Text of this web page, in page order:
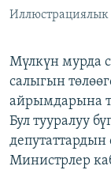
Иллюстрациялык
Мүлкүн мурда
салыгын
айрымдарына
Бул тууралуу
Министрлер